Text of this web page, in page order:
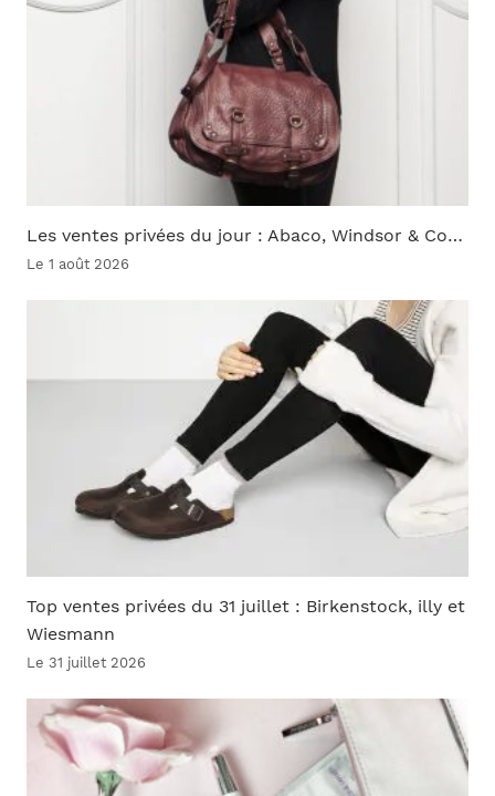
Les ventes privées du jour : Abaco, Windsor & Co…
Le 1 août 2026
Top ventes privées du 31 juillet : Birkenstock, illy et
Wiesmann
Le 31 juillet 2026